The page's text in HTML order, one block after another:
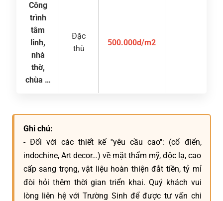
Công
trình
tâm
linh,
nhà
thờ,
chùa …
Đặc
thù
500.000d/m2
Ghi chú:
- Đối với các thiết kế ''yêu cầu cao'': (cổ điển,
indochine, Art decor…) về mặt thẩm mỹ, độc lạ, cao
cấp sang trọng, vật liệu hoàn thiện đắt tiền, tỷ mỉ
đòi hỏi thêm thời gian triển khai. Quý khách vui
lòng liên hệ với Trường Sinh để được tư vấn chi